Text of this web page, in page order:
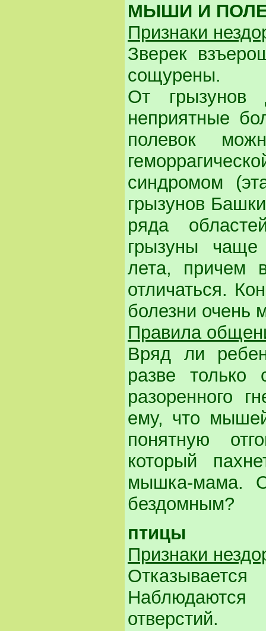
МЫШИ И
Признаки
Зверек
сощурены.
От грызунов
неприятные
полевок
синдромом
грызунов
ряда
грызуны чаще
лета, причем
отличаться.
болезни очень
Правила
Вряд ли
разве только
разоренного
ему, что
понятную
который
мышка-мама.
бездомным?
птицы
Признаки
отверстий.